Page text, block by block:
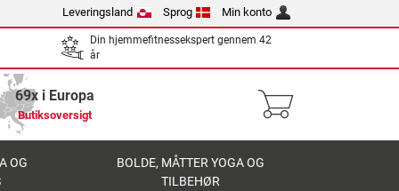
Leveringsland Sprog Min konto
Din hjemmefitnessekspert gennem 42
år
69x i Europa
Butiksoversigt
OG
BOLDE, MÅTTER YOGA OG
TILBEHØR